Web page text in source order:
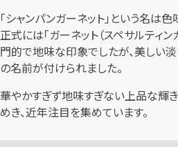
「シャンパンガーネット」という名は
正式には「ガーネット（スペサルティン
門的で地味な印象でしたが、美しい
の名前が付けられました。
華やかすぎず地味すぎない上品な輝
めき、近年注目を集めています。